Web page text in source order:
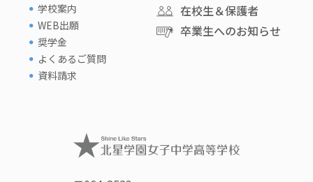
学校案内
WEB出願
奨学金
よくあるご質問
資料請求
在校生＆保護者
卒業生へのお知らせ